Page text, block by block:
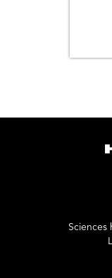
Sciences